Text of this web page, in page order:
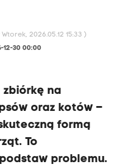
2026.05.12 15:33 )
12-30 00:00
zbiórkę na
oraz kotów –
formą
To
problemu.